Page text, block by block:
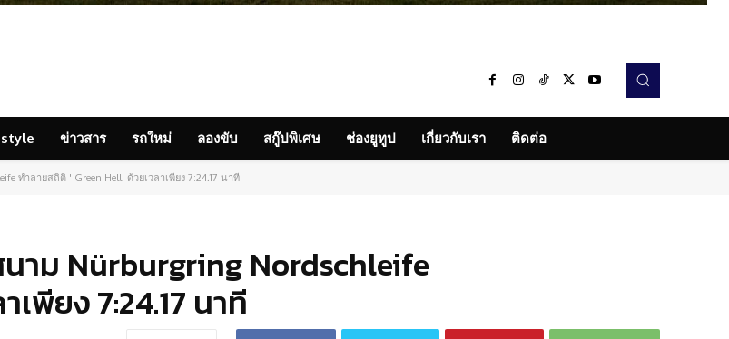
ข่าวสาร รถใหม่ ลองขับ สกู๊ปพิเศษ ช่องยูทูป เกี่ยวกับเรา ติดต่อ
ทำลายสถิติ ' Green Hell' ด้วยเวลาเพียง 7:24.17 นาที
าม Nürburgring Nordschleife
เพียง 7:24.17 นาที